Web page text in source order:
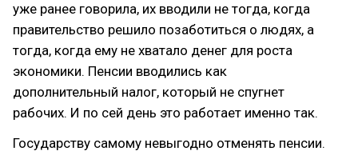
уже ранее говорила, их вводили не тогда, когда
правительство решило позаботиться о людях, а
тогда, когда ему не хватало денег для роста
экономики. Пенсии вводились как
дополнительный налог, который не спугнет
рабочих. И по сей день это работает именно так.
Государству самому невыгодно отменять пенсии.